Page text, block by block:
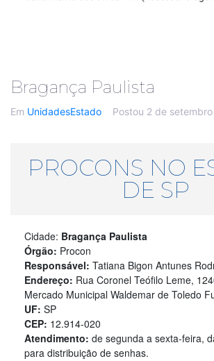
Bragança Paulista
Em UnidadesEstado Postou 2 de
PROCONS NO
DE SP
Cidade: Bragança Paulista
Órgão: Procon
Responsável: Tatiana Bigon Antunes
Endereço: Rua Coronel Teófilo Leme,
Mercado Municipal Waldemar de Toledo
UF: SP
CEP: 12.914-020
Atendimento: de segunda a sexta-feira,
para distribuição de senhas.